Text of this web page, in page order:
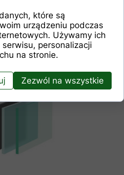
kołkowe
które są
urządzeniu podczas
Używamy ich
personalizacji
na stronie.
Zezwól na wszystkie